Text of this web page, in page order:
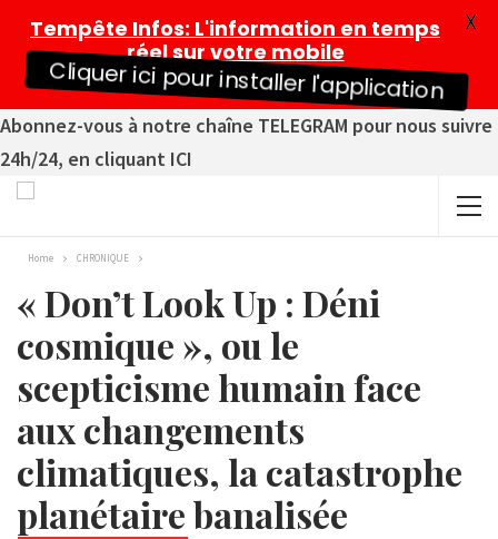
Abonnez-vous à notre chaîne TELEGRAM pour nous suivre
24h/24, en cliquant ICI
Home CHRONIQUE
« Don’t Look Up : Déni
cosmique », ou le
scepticisme humain face
aux changements
climatiques, la catastrophe
planétaire banalisée
Tempête Infos: L'information en temps
réel sur votre mobile
Cliquer ici pour installer l'application
X